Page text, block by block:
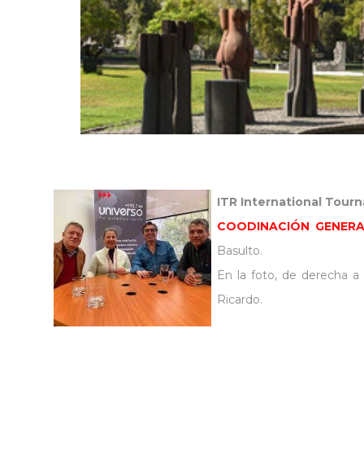
ITR International
COODINACIÓN
Basulto.
En la foto, de derecha a
Ricardo.